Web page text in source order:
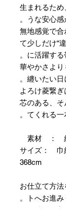
生まれるため
うな安心感
無地感覚で
て少しだけ“
に活躍する
華やかさよ
纏いたい日に
よろけ菱繋
芯のある、そ
てくれる一
素材 ：
サイズ： 巾
368cm
＊お仕立て方
トへお進み